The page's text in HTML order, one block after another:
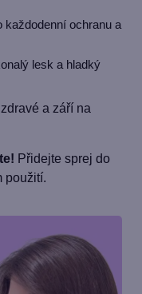
každodenní ochranu a
lesk a hladký
a září na
Přidejte sprej do
použití.